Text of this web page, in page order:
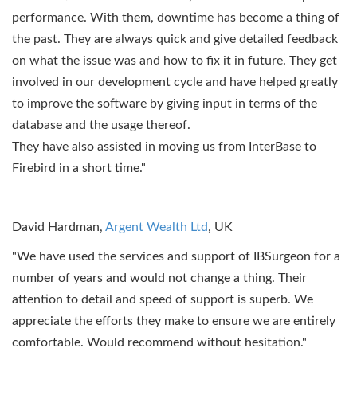
performance. With them, downtime has become a thing of
the past. They are always quick and give detailed feedback
on what the issue was and how to fix it in future. They get
involved in our development cycle and have helped greatly
to improve the software by giving input in terms of the
database and the usage thereof.
They have also assisted in moving us from InterBase to
Firebird in a short time."
David Hardman, Argent Wealth Ltd, UK
"We have used the services and support of IBSurgeon for a
number of years and would not change a thing. Their
attention to detail and speed of support is superb. We
appreciate the efforts they make to ensure we are entirely
comfortable. Would recommend without hesitation."